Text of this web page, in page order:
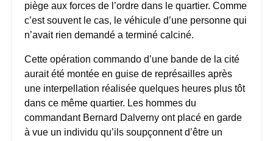
piège aux forces de l’ordre dans le quartier. Comme
c’est souvent le cas, le véhicule d’une personne qui
n’avait rien demandé a terminé calciné.
Cette opération commando d’une bande de la cité
aurait été montée en guise de représailles après
une interpellation réalisée quelques heures plus tôt
dans ce même quartier. Les hommes du
commandant Bernard Dalverny ont placé en garde
à vue un individu qu’ils soupçonnent d’être un